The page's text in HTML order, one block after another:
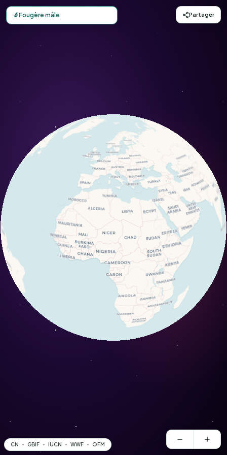
Carte d'observation du Fougère mâle (Dryopteris filix-
🔬Fougère mâle Partager
CN GBIF IUCN WWF OFM